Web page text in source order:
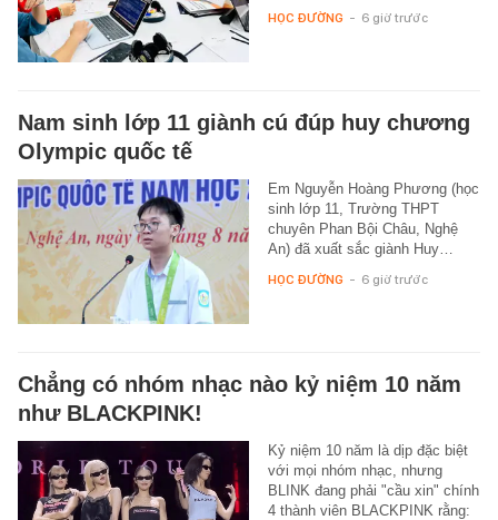
HỌC ĐƯỜNG - 6 giờ trước
Nam sinh lớp 11 giành cú đúp huy chương
Olympic quốc tế
Em Nguyễn Hoàng Phương (học
sinh lớp 11, Trường THPT
chuyên Phan Bội Châu, Nghệ
An) đã xuất sắc giành Huy…
HỌC ĐƯỜNG - 6 giờ trước
Chẳng có nhóm nhạc nào kỷ niệm 10 năm
như BLACKPINK!
Kỷ niệm 10 năm là dịp đặc biệt
với mọi nhóm nhạc, nhưng
BLINK đang phải "cầu xin" chính
4 thành viên BLACKPINK rằng: